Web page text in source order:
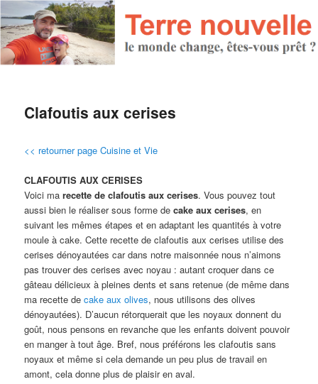
Clafoutis aux cerises
<< retourner page Cuisine et Vie
CLAFOUTIS AUX CERISES
Voici marecette de clafoutis aux cerises. Vous pouvez tout
aussi bien le réaliser sous forme decake aux cerises, en
suivant les mêmes étapes et en adaptant les quantités à votre
moule à cake. Cette recette de clafoutis aux cerises utilise des
cerises dénoyautées car dans notre maisonnée nous n’aimons
pas trouver des cerises avec noyau : autant croquer dans ce
gâteau délicieux à pleines dents et sans retenue (de même dans
ma recette decake aux olives, nous utilisons des olives
dénoyautées). D’aucun rétorquerait que les noyaux donnent du
goût, nous pensons en revanche que les enfants doivent pouvoir
en manger à tout âge. Bref, nous préférons les clafoutis sans
noyaux et même si cela demande un peu plus de travail en
amont, cela donne plus de plaisir en aval.